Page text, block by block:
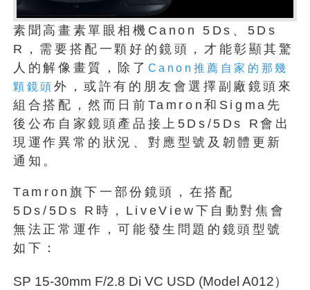
素聞高畫素單眼相機Canon 5Ds、5Ds
R，需要搭配一顆好的鏡頭，才能彰顯其驚
人的解像畫質，除了 Canon推薦自家的那幾
顆鏡頭 外，或許有的朋友會選擇副廠鏡頭來
組合搭配，然而日前Tamron和Sigma先
後公布自家鏡頭產品接上5Ds/5Ds R會出
現運作異常的狀況、對應型號及韌體更新
通知。
Tamron旗下一部份鏡頭，在搭配
5Ds/5Ds R時，LiveView下自動對焦會
無法正常運作，可能發生問題的鏡頭型號
如下：
SP 15-30mm F/2.8 Di VC USD (Model A012）